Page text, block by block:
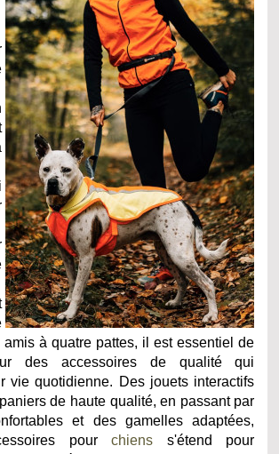
amis à quatre pattes, il est essentiel de
des accessoires de qualité qui
vie quotidienne. Des jouets interactifs
de haute qualité, en passant par
et des gamelles adaptées,
pourchiens s'étend pour